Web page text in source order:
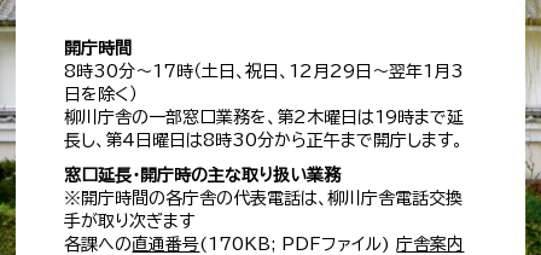
開庁時間
8時30分～17時（土日、祝日、12月29日～翌年1月3
日を除く）
柳川庁舎の一部窓口業務を、第2木曜日は19時まで延
長し、第4日曜日は8時30分から正午まで開庁します。
窓口延長・開庁時の主な取り扱い業務
※開庁時間の各庁舎の代表電話は、柳川庁舎電話交換
手が取り次ぎます
各課への直通番号(170KB; PDFファイル)庁舎案内